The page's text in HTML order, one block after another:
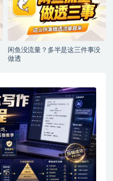
闲鱼没流量？多半是这三件事没
做透